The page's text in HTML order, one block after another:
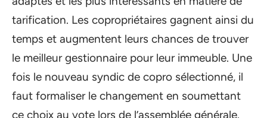
tarification. Les copropriétaires gagnent ainsi du
temps et augmentent leurs chances de trouver
le meilleur gestionnaire pour leur immeuble. Une
fois le nouveau syndic de copro sélectionné, il
faut formaliser le changement en soumettant
ce choix au vote lors de l’assemblée générale.